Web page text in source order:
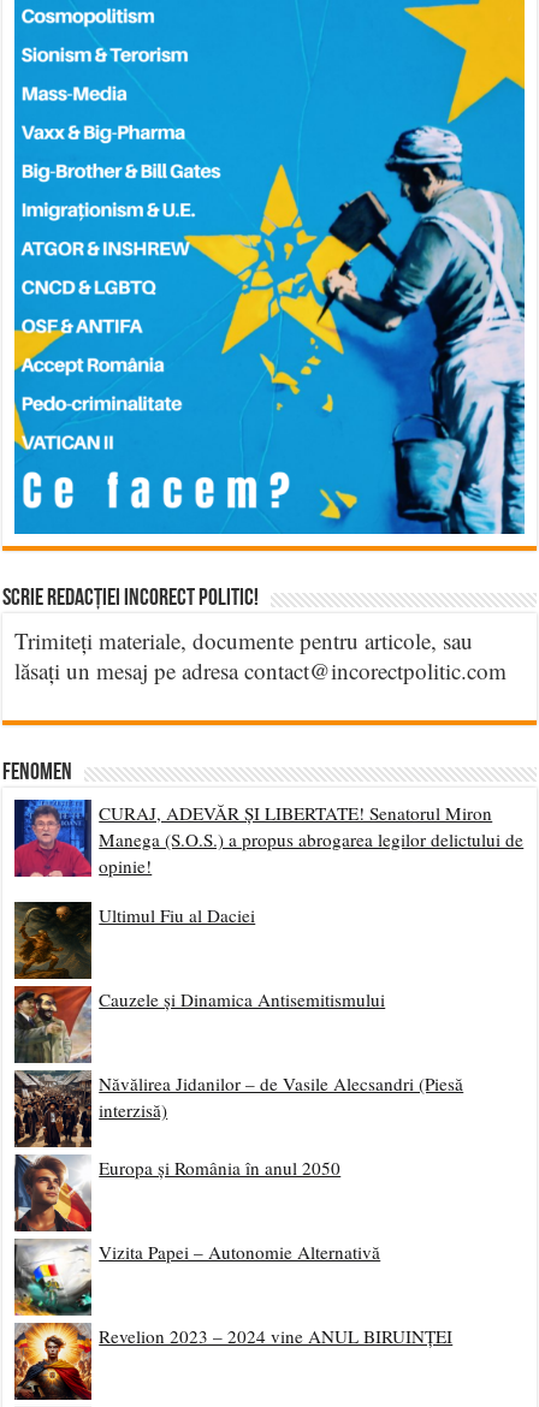
Scrie Redacției Incorect Politic!
Trimiteți materiale, documente pentru articole, sau
lăsați un mesaj pe adresa contact@incorectpolitic.com
Fenomen
CURAJ, ADEVĂR ȘI LIBERTATE! Senatorul Miron
Manega (S.O.S.) a propus abrogarea legilor delictului de
opinie!
Ultimul Fiu al Daciei
Cauzele și Dinamica Antisemitismului
Năvălirea Jidanilor – de Vasile Alecsandri (Piesă
interzisă)
Europa și România în anul 2050
Vizita Papei – Autonomie Alternativă
Revelion 2023 – 2024 vine ANUL BIRUINȚEI